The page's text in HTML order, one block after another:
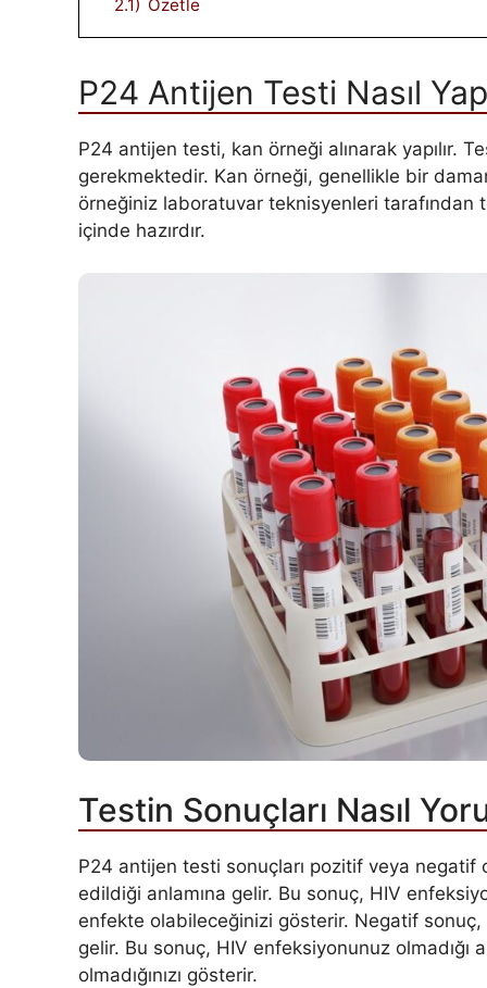
2.1) Özetle
P24 Antijen Testi Nasıl
P24 antijen testi, kan örneği alınarak yapılır.
gerekmektedir. Kan örneği, genellikle bir
örneğiniz laboratuvar teknisyenleri
içinde hazırdır.
Testin Sonuçları Nasıl
P24 antijen testi sonuçları pozitif veya negatif
edildiği anlamına gelir. Bu sonuç, HIV
enfekte olabileceğinizi gösterir. Negatif sonuç,
gelir. Bu sonuç, HIV enfeksiyonunuz olmadığı
olmadığınızı gösterir.